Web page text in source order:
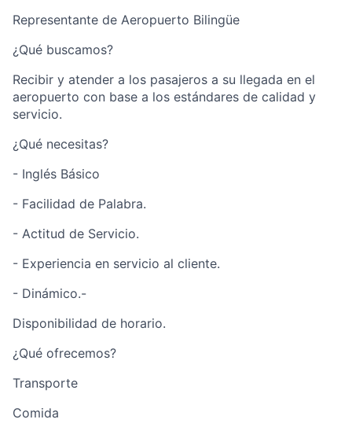
Representante de Aeropuerto Bilingüe
¿Qué buscamos?
Recibir y atender a los pasajeros a su llegada en el
aeropuerto con base a los estándares de calidad y
servicio.
¿Qué necesitas?
- Inglés Básico
- Facilidad de Palabra.
- Actitud de Servicio.
- Experiencia en servicio al cliente.
- Dinámico.-
Disponibilidad de horario.
¿Qué ofrecemos?
Transporte
Comida